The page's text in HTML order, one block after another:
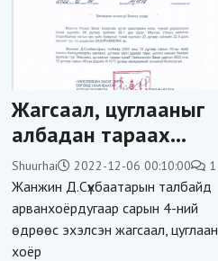
Жагсаал, цуглааныг
албадан тараах
тухай захирамжийг
хүчингүй болголоо
Shuurhai 2022-12-06 00:10:00 1
Жанжин Д.Сүхбаатарын талбайд
арванхоёрдугаар сарын 4-ний
өдрөөс эхэлсэн жагсаал, цуглаан
хоёр